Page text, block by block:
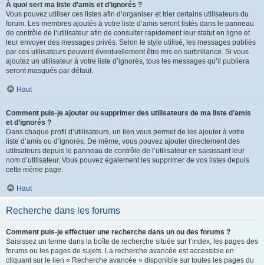
À quoi sert ma liste d’amis et d’ignorés ?
Vous pouvez utiliser ces listes afin d’organiser et trier certains utilisateurs du
forum. Les membres ajoutés à votre liste d’amis seront listés dans le panneau
de contrôle de l’utilisateur afin de consulter rapidement leur statut en ligne et
leur envoyer des messages privés. Selon le style utilisé, les messages publiés
par ces utilisateurs peuvent éventuellement être mis en surbrillance. Si vous
ajoutez un utilisateur à votre liste d’ignorés, tous les messages qu’il publiera
seront masqués par défaut.
Haut
Comment puis-je ajouter ou supprimer des utilisateurs de ma liste d’amis
et d’ignorés ?
Dans chaque profil d’utilisateurs, un lien vous permet de les ajouter à votre
liste d’amis ou d’ignorés. De même, vous pouvez ajouter directement des
utilisateurs depuis le panneau de contrôle de l’utilisateur en saisissant leur
nom d’utilisateur. Vous pouvez également les supprimer de vos listes depuis
cette même page.
Haut
Recherche dans les forums
Comment puis-je effectuer une recherche dans un ou des forums ?
Saisissez un terme dans la boîte de recherche située sur l’index, les pages des
forums ou les pages de sujets. La recherche avancée est accessible en
cliquant sur le lien « Recherche avancée » disponible sur toutes les pages du